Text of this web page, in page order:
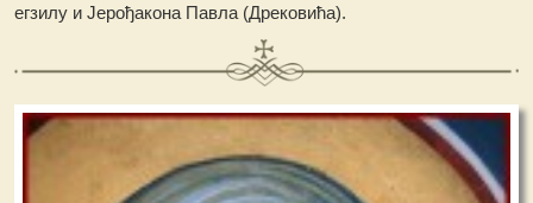
егзилу и Јерођакона Павла (Дрековића).